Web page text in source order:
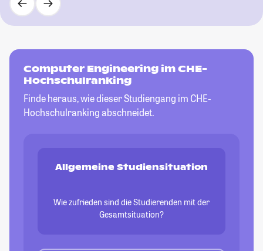
Computer Engineering im CHE-
Hochschulranking
Finde heraus, wie dieser Studiengang im CHE-
Hochschulranking abschneidet.
Allgemeine Studiensituation
Wie zufrieden sind die Studierenden mit der
Gesamtsituation?